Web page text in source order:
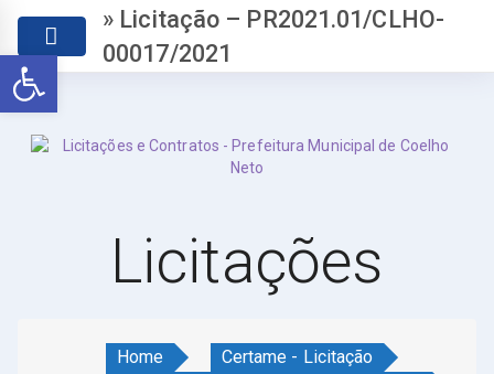
Abrir a barra de ferramentas
» Licitação – PR2021.01/CLHO-
00017/2021
Licitações
Home
Certame - Licitação